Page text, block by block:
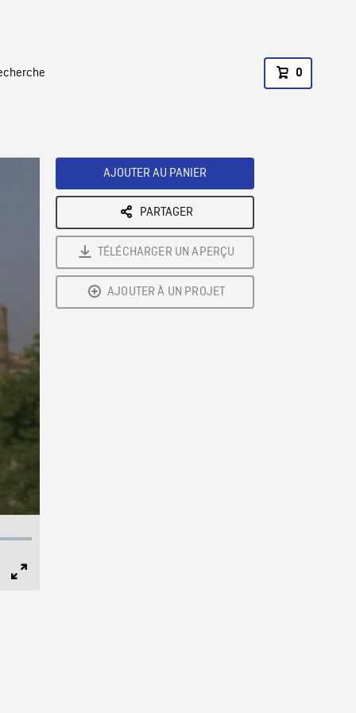
0
AJOUTER AU PANIER
PARTAGER
TÉLÉCHARGER UN APERÇU
AJOUTER À UN PROJET